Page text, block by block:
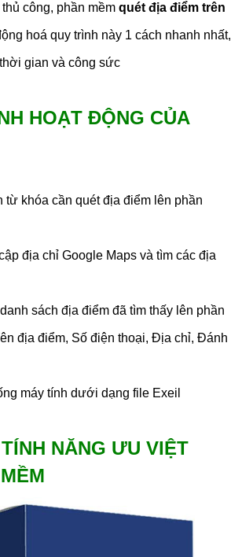
công, phần mềm quét địa điểm trên
hoá quy trình này 1 cách nhanh nhất,
gian và công sức
HOẠT ĐỘNG CỦA
từ khóa cần quét địa điểm lên phần
địa chỉ Google Maps và tìm các địa
sách địa điểm đã tìm thấy lên phần
địa điểm, Số điện thoại, Địa chỉ, Đánh
máy tính dưới dạng file Exeil
NĂNG ƯU VIỆT